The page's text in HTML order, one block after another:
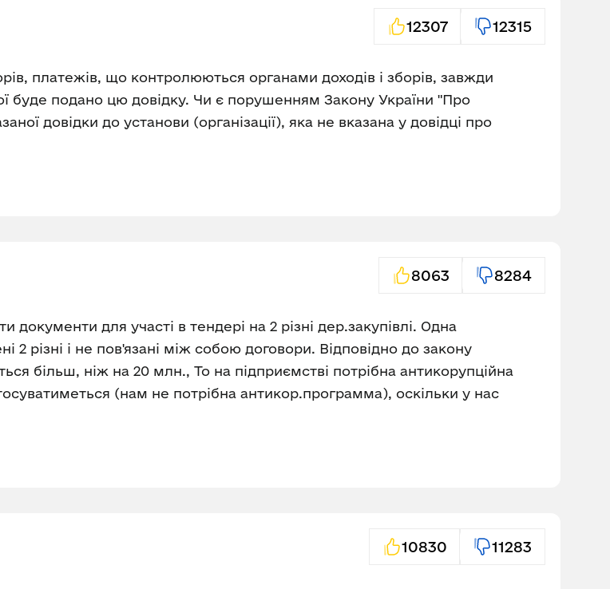
12307 12315
платежів, що контролюються органами доходів і зборів, завжди
буде подано цю довідку. Чи є порушенням Закону України "Про
довідки до установи (організації), яка не вказана у довідці про
8063 8284
для участі в тендері на 2 різні дер.закупівлі. Одна
різні і не пов'язані між собою договори. Відповідно до закону
більш, ніж на 20 млн., То на підприємстві потрібна антикорупційна
(нам не потрібна антикор.программа), оскільки у нас
10830 11283